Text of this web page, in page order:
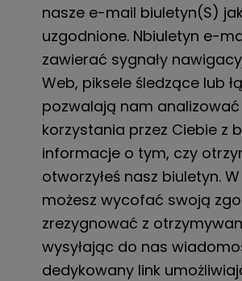
nasze e-mail biuletyn(S)
uzgodnione. Nbiuletyn e-
zawierać sygnały
Web, piksele śledzące lub
pozwalają nam
korzystania przez Ciebie z
informacje o tym, czy
otworzyłeś nasz biuletyn.
możesz wycofać swoją
zrezygnować z
wysyłając do nas
dedykowany link